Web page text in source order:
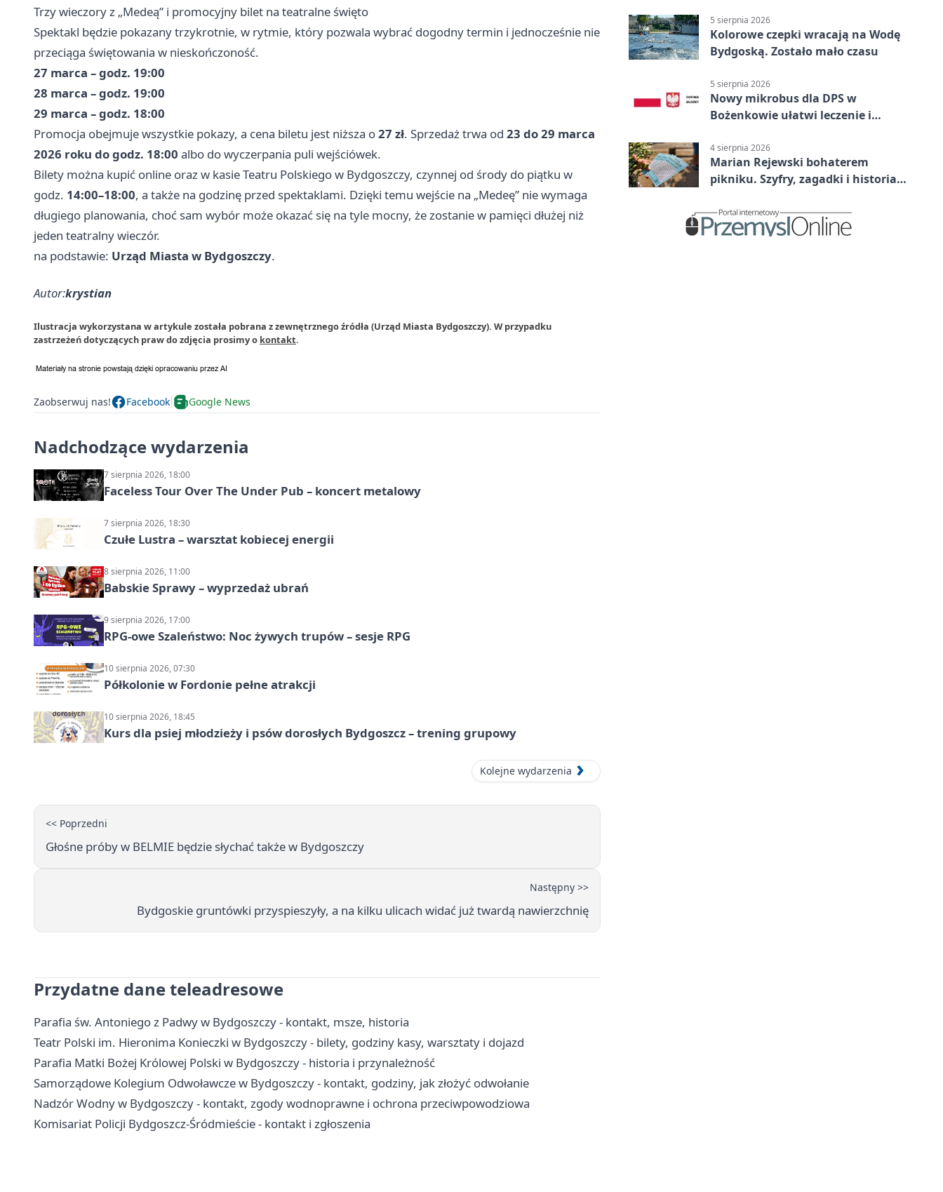
Trzy wieczory z „Medeą” i promocyjny bilet na teatralne święto
Spektakl będzie pokazany trzykrotnie, w rytmie, który pozwala wybrać dogodny termin i jednocześnie nie
przeciąga świętowania w nieskończoność.
27 marca – godz. 19:00
28 marca – godz. 19:00
29 marca – godz. 18:00
Promocja obejmuje wszystkie pokazy, a cena biletu jest niższa o27 zł. Sprzedaż trwa od 23 do 29 marca
2026 roku do godz. 18:00 albo do wyczerpania puli wejściówek.
Bilety można kupić online oraz w kasie Teatru Polskiego w Bydgoszczy, czynnej od środy do piątku w
godz. 14:00–18:00, a także na godzinę przed spektaklami. Dzięki temu wejście na „Medeę” nie wymaga
długiego planowania, choć sam wybór może okazać się na tyle mocny, że zostanie w pamięci dłużej niż
jeden teatralny wieczór.
na podstawie: Urząd Miasta w Bydgoszczy.
Autor:krystian
Ilustracja wykorzystana w artykule została pobrana z zewnętrznego źródła (Urząd Miasta Bydgoszczy). W przypadku
zastrzeżeń dotyczących praw do zdjęcia prosimy o kontakt.
Zaobserwuj nas! Facebook Google News
Nadchodzące wydarzenia
7 sierpnia 2026, 18:00
Faceless Tour Over The Under Pub – koncert metalowy
7 sierpnia 2026, 18:30
Czułe Lustra – warsztat kobiecej energii
8 sierpnia 2026, 11:00
Babskie Sprawy – wyprzedaż ubrań
9 sierpnia 2026, 17:00
RPG-owe Szaleństwo: Noc żywych trupów – sesje RPG
10 sierpnia 2026, 07:30
Półkolonie w Fordonie pełne atrakcji
10 sierpnia 2026, 18:45
Kurs dla psiej młodzieży i psów dorosłych Bydgoszcz – trening grupowy
Kolejne wydarzenia
<< Poprzedni
Głośne próby w BELMIE będzie słychać także w Bydgoszczy
Następny >>
Bydgoskie gruntówki przyspieszyły, a na kilku ulicach widać już twardą nawierzchnię
Przydatne dane teleadresowe
Parafia św. Antoniego z Padwy w Bydgoszczy - kontakt, msze, historia
Teatr Polski im. Hieronima Konieczki w Bydgoszczy - bilety, godziny kasy, warsztaty i dojazd
Parafia Matki Bożej Królowej Polski w Bydgoszczy - historia i przynależność
Samorządowe Kolegium Odwoławcze w Bydgoszczy - kontakt, godziny, jak złożyć odwołanie
Nadzór Wodny w Bydgoszczy - kontakt, zgody wodnoprawne i ochrona przeciwpowodziowa
Komisariat Policji Bydgoszcz-Śródmieście - kontakt i zgłoszenia
5 sierpnia 2026
Kolorowe czepki wracają na Wodę
Bydgoską. Zostało mało czasu
5 sierpnia 2026
Nowy mikrobus dla DPS w
Bożenkowie ułatwi leczenie i
4 sierpnia 2026
Marian Rejewski bohaterem
pikniku. Szyfry, zagadki i historia